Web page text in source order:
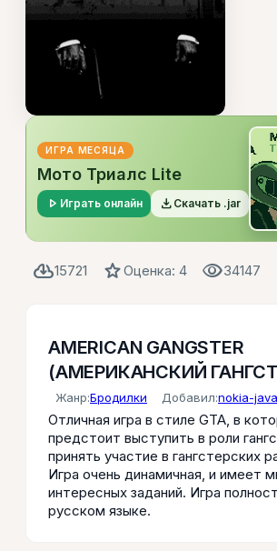
ИГРА МЕСЯЦА
Мото Триалс Lite
play_arrow Играть онлайн file_download Скачать .jar
cloud_download15721 starОценка: 4 visibility34147
AMERICAN GANGSTER
(АМЕРИКАНСКИЙ
Жанр:Бродилки Добавил:nokia-java
Отличная игра в стиле GTA, в
предстоит выступить в роли
принять участие в гангстерских
Игра очень динамичная, и имеет
интересных заданий. Игра
русском языке.